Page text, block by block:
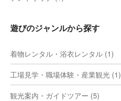
遊びのジャンルから探す
着物レンタル・浴衣レンタル (1)
工場見学・職場体験・産業観光 (1)
観光案内・ガイドツアー (5)